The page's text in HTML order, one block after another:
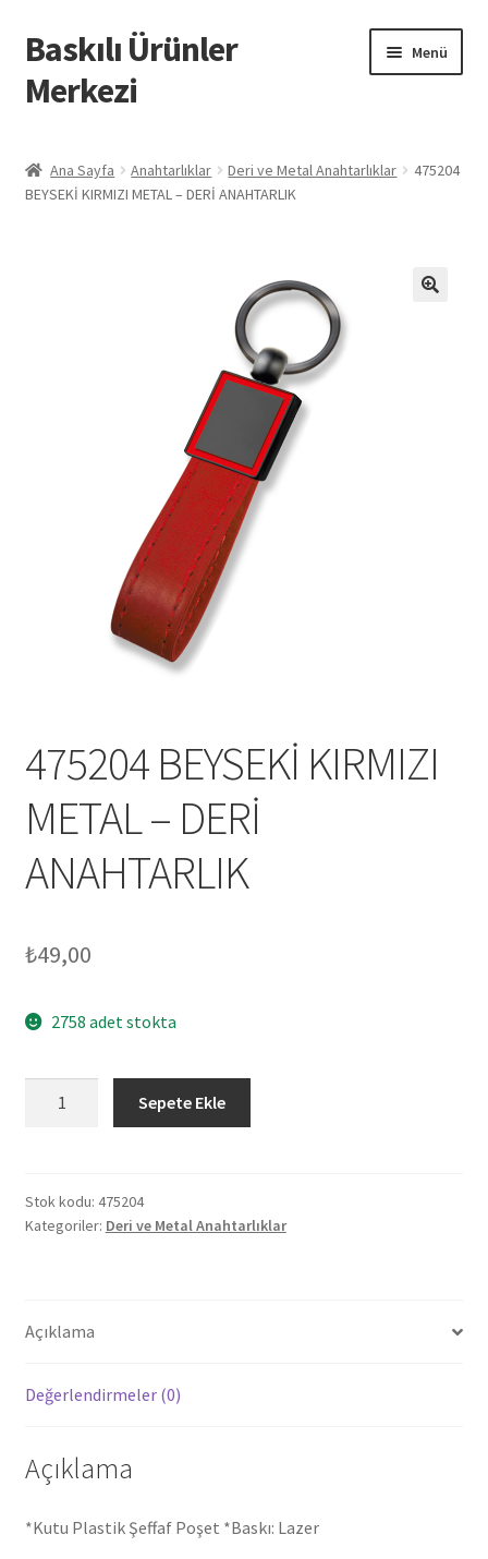
Dolaşıma
geç
İçeriğe
geç
Baskılı Ürünler
Merkezi
Menü
Baskılı Ürünler
Mesafeli Satış Sözleşmesi
Mesafeli Satış Sözleşmesi
Ana Sayfa Anahtarlıklar Deri ve Metal Anahtarlıklar
475204
BEYSEKİ KIRMIZI METAL – DERİ ANAHTARLIK
475204 BEYSEKİ KIRMIZI
METAL – DERİ
ANAHTARLIK
₺49,00
2758 adet stokta
-
DERİ
Sepete Ekle
Stok kodu: 475204
Kategoriler: Deri ve Metal Anahtarlıklar
Açıklama
Değerlendirmeler (0)
Açıklama
*Kutu Plastik Şeffaf Poşet *Baskı: Lazer